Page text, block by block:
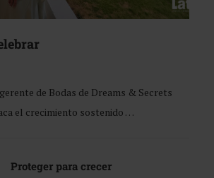
de Bodas de Dreams & Secrets
el crecimiento sostenido …
Proteger para crecer